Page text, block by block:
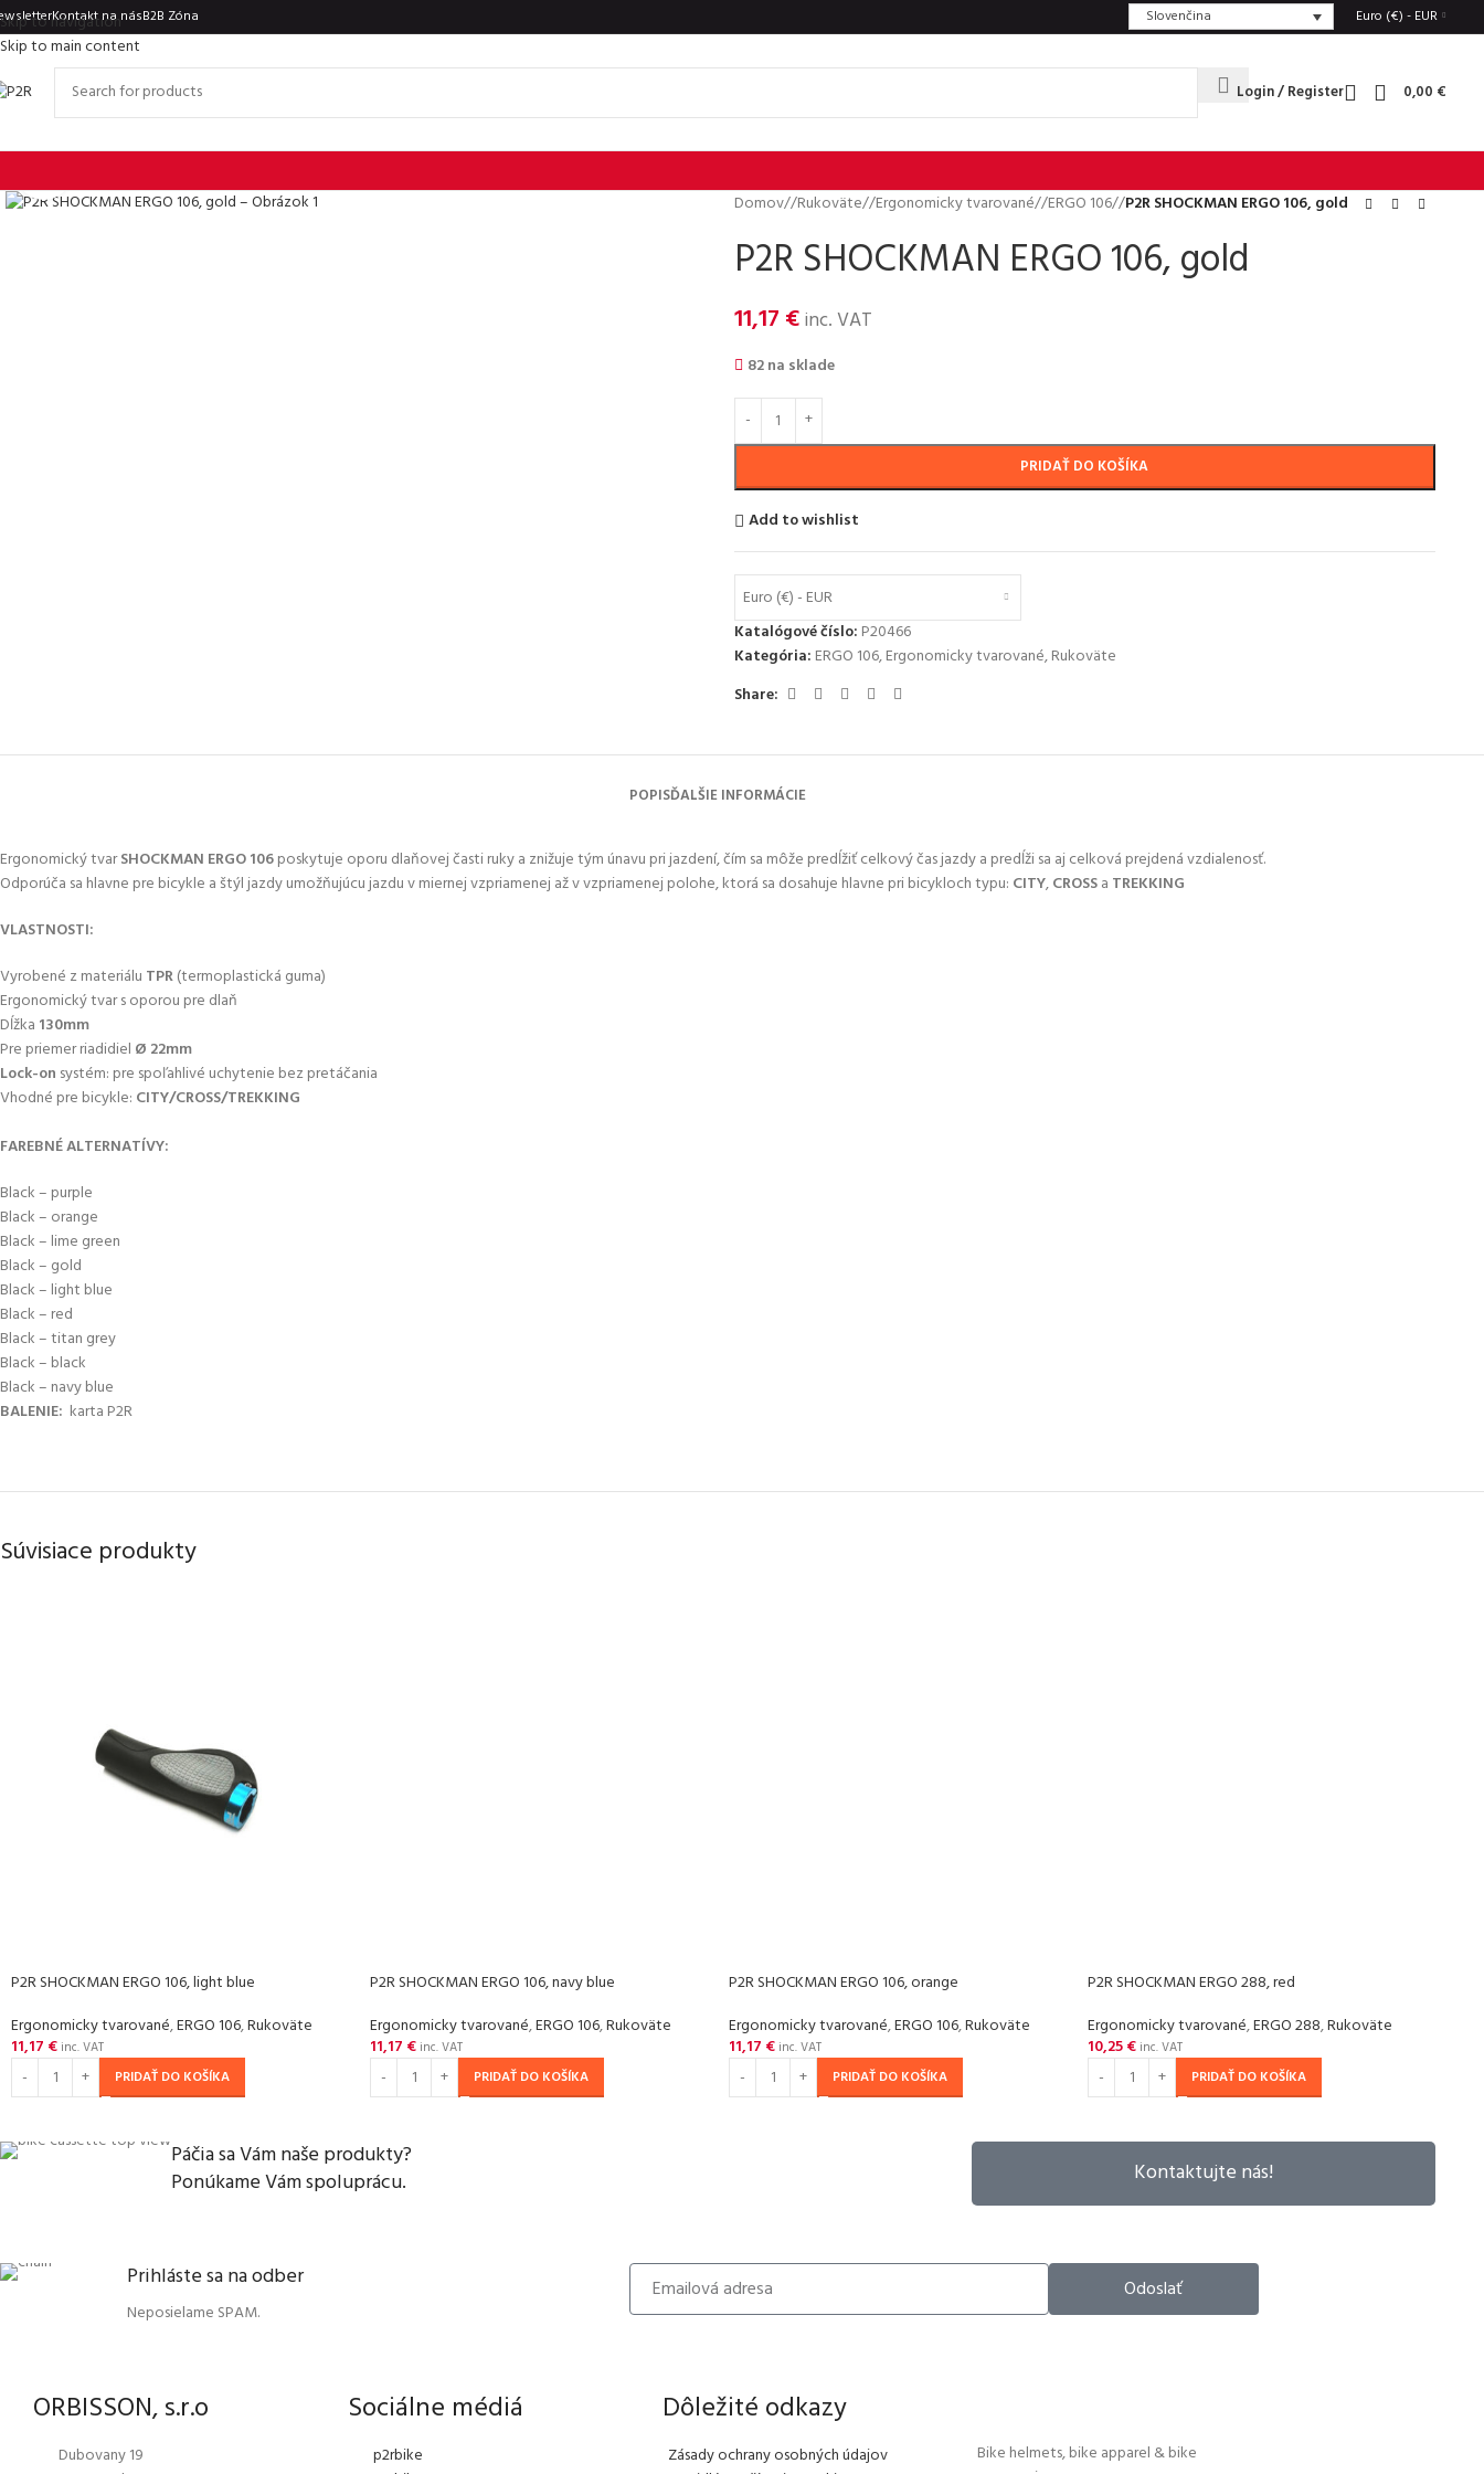
Skip to navigation
Skip to main content
Kontakt na násB2B Zóna Slovenčina Euro (€) - EUR
Login / Register 0,00 €
Domov/ Rukoväte/ Ergonomicky tvarované/ ERGO 106/ P2R SHOCKMAN ERGO 106, gold
P2R SHOCKMAN ERGO 106, gold
11,17 €inc. VAT
82 na sklade
PRIDAŤ DO KOŠÍKA
Add to wishlist
Euro (€) - EUR
Katalógové číslo: P20466
Kategória: ERGO 106,Ergonomicky tvarované,Rukoväte
Share:
POPISĎALŠIE INFORMÁCIE
Ergonomický tvarSHOCKMAN ERGO 106poskytuje oporu dlaňovej časti ruky a znižuje tým únavu pri jazdení, čím sa môže predĺžiť celkový čas jazdy a predĺži sa aj celková prejdená vzdialenosť.
Odporúča sa hlavne pre bicykle a štýl jazdy umožňujúcu jazdu v miernej vzpriamenej až v vzpriamenej polohe, ktorá sa dosahuje hlavne pri bicykloch typu: CITY,CROSSa TREKKING
VLASTNOSTI:
Vyrobené z materiálu TPR(termoplastická guma)
Ergonomický tvar s oporou pre dlaň
Dĺžka 130mm
Pre priemer riadidiel Ø 22mm
Lock-on systém: pre spoľahlivé uchytenie bez pretáčania
Vhodné pre bicykle: CITY/CROSS/TREKKING
FAREBNÉ ALTERNATÍVY:
Black – purple
Black – orange
Black – lime green
Black – gold
Black – light blue
Black – red
Black – titan grey
Black – black
Black – navy blue
BALENIE: karta P2R
Súvisiace produkty
P2R SHOCKMAN ERGO 106, light blue
Ergonomicky tvarované,ERGO 106,Rukoväte
11,17 € inc. VAT
PRIDAŤ DO KOŠÍKA
P2R SHOCKMAN ERGO 106, navy blue
Ergonomicky tvarované,ERGO 106,Rukoväte
11,17 € inc. VAT
PRIDAŤ DO KOŠÍKA
P2R SHOCKMAN ERGO 106, orange
Ergonomicky tvarované,ERGO 106,Rukoväte
11,17 € inc. VAT
PRIDAŤ DO KOŠÍKA
P2R SHOCKMAN ERGO 288, red
Ergonomicky tvarované,ERGO 288,Rukoväte
10,25€ inc. VAT
PRIDAŤ DO KOŠÍKA
Páčia sa Vám naše produkty?
Ponúkame Vám spoluprácu.
Kontaktujte nás!
Prihláste sa na odber
Neposielame SPAM.
Odoslať
ORBISSON, s.r.o
Dubovany 19
Sociálne médiá
p2rbike
Dôležité odkazy
Zásady ochrany osobných údajov
Bike helmets, bike apparel & bike